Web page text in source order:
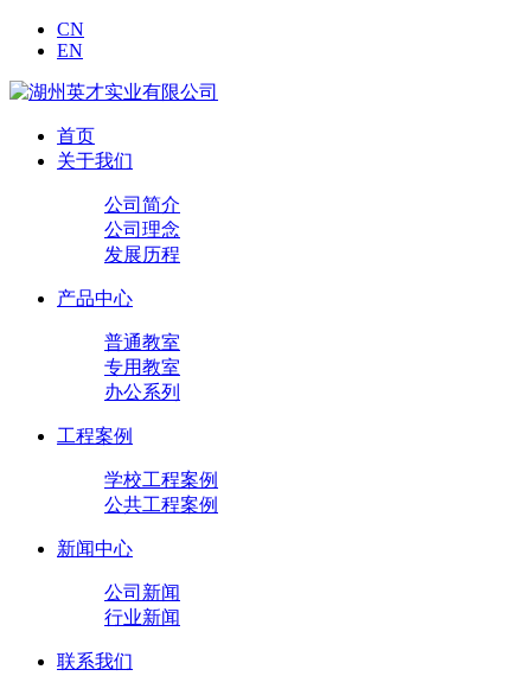
CN
EN
首页
关于我们
公司简介
公司理念
发展历程
产品中心
普通教室
专用教室
办公系列
工程案例
学校工程案例
公共工程案例
新闻中心
公司新闻
行业新闻
联系我们